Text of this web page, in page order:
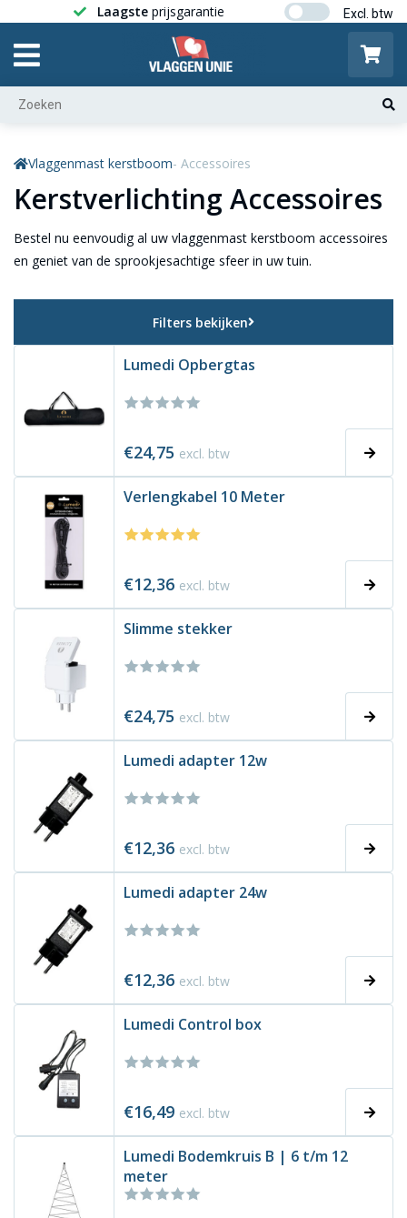
Laagste prijsgarantie Gratis
Vlaggenmast kerstboom- Accessoires
Kerstverlichting Accessoires
Bestel nu eenvoudig al uw vlaggenmast kerstboom accessoires
en geniet van de sprookjesachtige sfeer in uw tuin.
Filters bekijken
Lumedi Opbergtas
€24,75 excl. btw
Verlengkabel 10 Meter
€12,36 excl. btw
Slimme stekker
€24,75 excl. btw
Lumedi adapter 12w
€12,36 excl. btw
Lumedi adapter 24w
€12,36 excl. btw
Lumedi Control box
€16,49 excl. btw
Lumedi Bodemkruis B | 6 t/m 12
meter